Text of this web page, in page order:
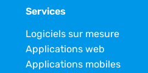
Services
Logiciels sur mesure
Applications web
Applications mobiles